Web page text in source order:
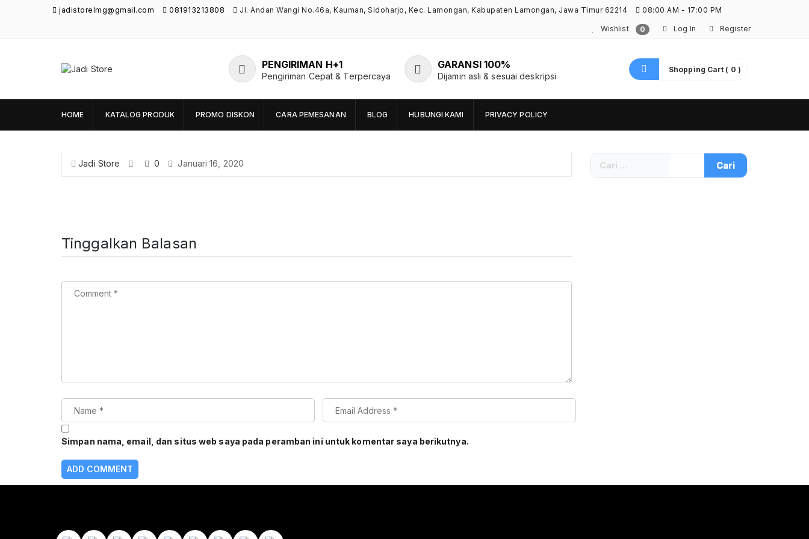
jadistorelmg@gmail.com 081913213808 Jl. Andan Wangi No.46a, Kauman, Sidoharjo, Kec. Lamongan, Kabupaten Lamongan, Jawa Timur 62214 08:00 AM - 17:00 PM
Wishlist 0 Log In Register
Unik di Lamongan
PENGIRIMAN H+1
Pengiriman Cepat & Terpercaya
GARANSI 100%
Dijamin asli & sesuai deskripsi
Shopping Cart ( 0 )
HOME KATALOG PRODUK PROMO DISKON CARA PEMESANAN BLOG HUBUNGI KAMI PRIVACY POLICY
Jadi Store 0 Januari 16, 2020
Tinggalkan Balasan
Simpan nama, email, dan situs web saya pada peramban ini untuk komentar saya berikutnya.
Cari
untuk: